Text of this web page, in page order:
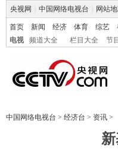
央视网 中国网络电视台 网站
首页 新闻 经济 体育 综艺
电视
频道大全 栏目大全 节
中国网络电视台 > 经济台 > 资讯 >